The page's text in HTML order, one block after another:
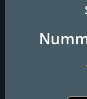
Frekvenser